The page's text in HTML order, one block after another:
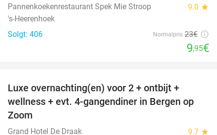
Pannenkoekenrestaurant Spek Mie Stroop 9.0 star
's-Heerenhoek
Solgt: 406
Normalpris 23€
9,95€
Luxe overnachting(en) voor 2 + ontbijt +
wellness + evt. 4-gangendiner in Bergen op
Zoom
Grand Hotel De Draak 9.7 star